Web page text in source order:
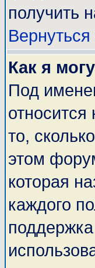
получить
Как я
Под
то,
этом
которая
каждого